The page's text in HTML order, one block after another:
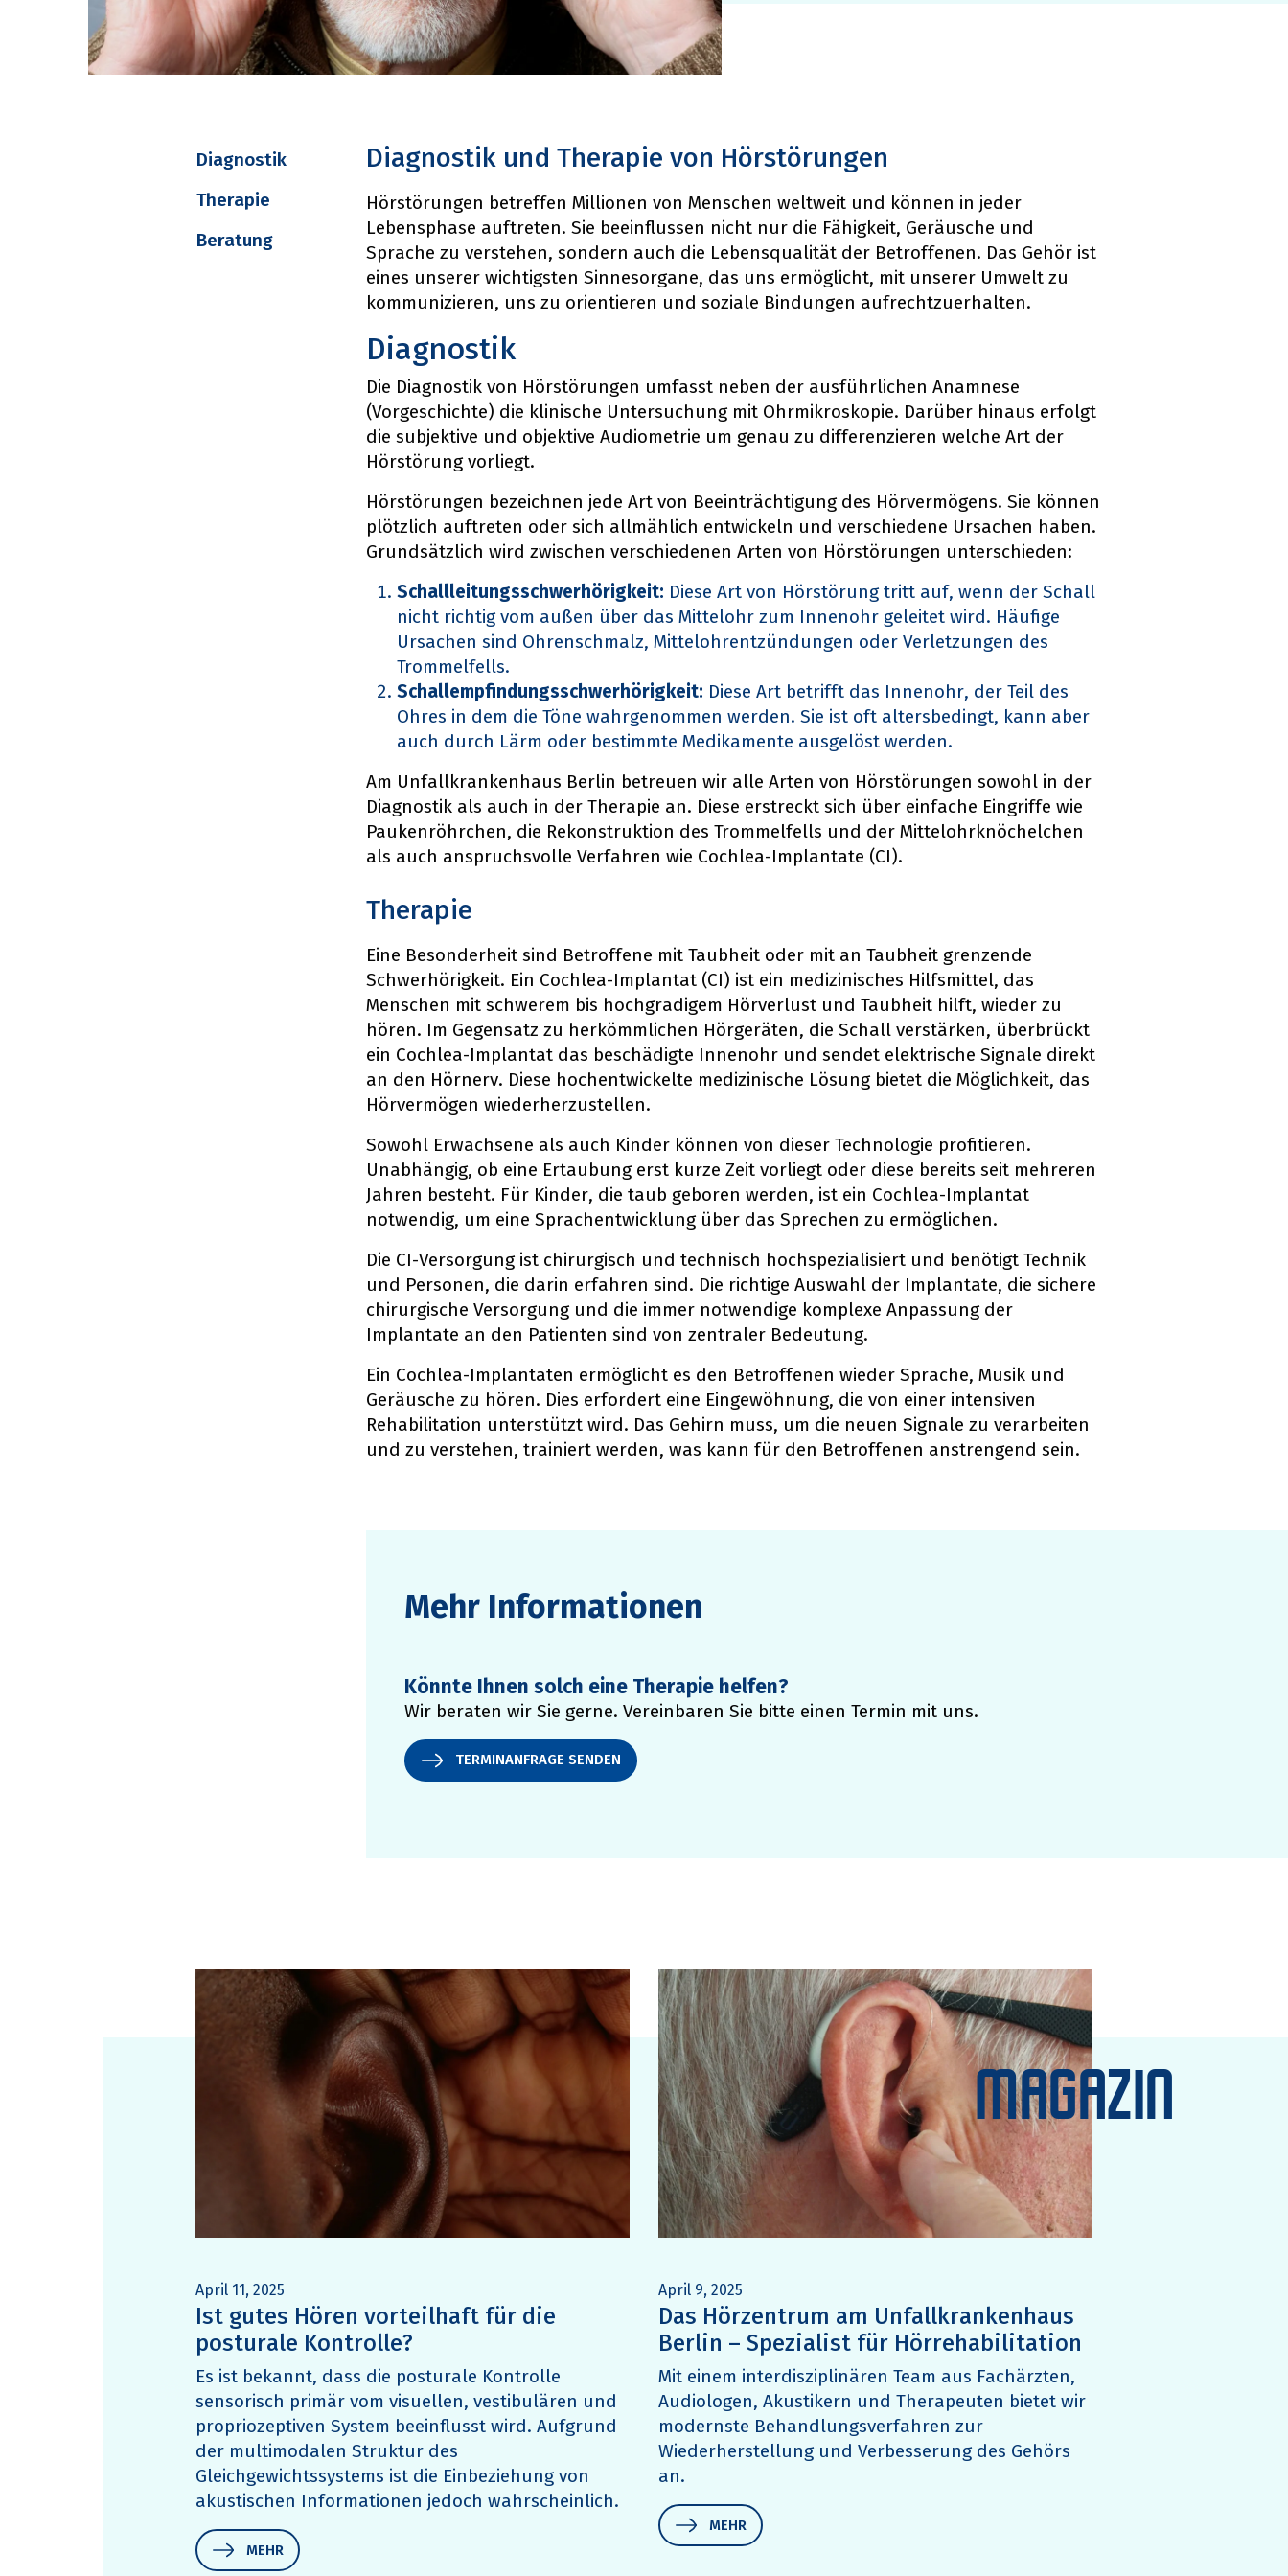
Diagnostik
Therapie
Beratung
Diagnostik und Therapie von Hörstörungen
Hörstörungen betreffen Millionen von Menschen weltweit und können in jeder
Lebensphase auftreten. Sie beeinflussen nicht nur die Fähigkeit, Geräusche und
Sprache zu verstehen, sondern auch die Lebensqualität der Betroffenen. Das Gehör ist
eines unserer wichtigsten Sinnesorgane, das uns ermöglicht, mit unserer Umwelt zu
kommunizieren, uns zu orientieren und soziale Bindungen aufrechtzuerhalten.
Diagnostik
Die Diagnostik von Hörstörungen umfasst neben der ausführlichen Anamnese
(Vorgeschichte) die klinische Untersuchung mit Ohrmikroskopie. Darüber hinaus erfolgt
die subjektive und objektive Audiometrie um genau zu differenzieren welche Art der
Hörstörung vorliegt.
Hörstörungen bezeichnen jede Art von Beeinträchtigung des Hörvermögens. Sie können
plötzlich auftreten oder sich allmählich entwickeln und verschiedene Ursachen haben.
Grundsätzlich wird zwischen verschiedenen Arten von Hörstörungen unterschieden:
Schallleitungsschwerhörigkeit: Diese Art von Hörstörung tritt auf, wenn der Schall
nicht richtig vom außen über das Mittelohr zum Innenohr geleitet wird. Häufige
Ursachen sind Ohrenschmalz, Mittelohrentzündungen oder Verletzungen des
Trommelfells.
Schallempfindungsschwerhörigkeit: Diese Art betrifft das Innenohr, der Teil des
Ohres in dem die Töne wahrgenommen werden. Sie ist oft altersbedingt, kann aber
auch durch Lärm oder bestimmte Medikamente ausgelöst werden.
Am Unfallkrankenhaus Berlin betreuen wir alle Arten von Hörstörungen sowohl in der
Diagnostik als auch in der Therapie an. Diese erstreckt sich über einfache Eingriffe wie
Paukenröhrchen, die Rekonstruktion des Trommelfells und der Mittelohrknöchelchen
als auch anspruchsvolle Verfahren wie Cochlea-Implantate (CI).
Therapie
Eine Besonderheit sind Betroffene mit Taubheit oder mit an Taubheit grenzende
Schwerhörigkeit. Ein Cochlea-Implantat (CI) ist ein medizinisches Hilfsmittel, das
Menschen mit schwerem bis hochgradigem Hörverlust und Taubheit hilft, wieder zu
hören. Im Gegensatz zu herkömmlichen Hörgeräten, die Schall verstärken, überbrückt
ein Cochlea-Implantat das beschädigte Innenohr und sendet elektrische Signale direkt
an den Hörnerv. Diese hochentwickelte medizinische Lösung bietet die Möglichkeit, das
Hörvermögen wiederherzustellen.
Sowohl Erwachsene als auch Kinder können von dieser Technologie profitieren.
Unabhängig, ob eine Ertaubung erst kurze Zeit vorliegt oder diese bereits seit mehreren
Jahren besteht. Für Kinder, die taub geboren werden, ist ein Cochlea-Implantat
notwendig, um eine Sprachentwicklung über das Sprechen zu ermöglichen.
Die CI-Versorgung ist chirurgisch und technisch hochspezialisiert und benötigt Technik
und Personen, die darin erfahren sind. Die richtige Auswahl der Implantate, die sichere
chirurgische Versorgung und die immer notwendige komplexe Anpassung der
Implantate an den Patienten sind von zentraler Bedeutung.
Ein Cochlea-Implantaten ermöglicht es den Betroffenen wieder Sprache, Musik und
Geräusche zu hören. Dies erfordert eine Eingewöhnung, die von einer intensiven
Rehabilitation unterstützt wird. Das Gehirn muss, um die neuen Signale zu verarbeiten
und zu verstehen, trainiert werden, was kann für den Betroffenen anstrengend sein.
Mehr Informationen
Könnte Ihnen solch eine Therapie helfen?
Wir beraten wir Sie gerne. Vereinbaren Sie bitte einen Termin mit uns.
TERMINANFRAGE SENDEN
MAGAZIN
April 11, 2025
Ist gutes Hören vorteilhaft für die
posturale Kontrolle?
Es ist bekannt, dass die posturale Kontrolle
sensorisch primär vom visuellen, vestibulären und
propriozeptiven System beeinflusst wird. Aufgrund
der multimodalen Struktur des
Gleichgewichtssystems ist die Einbeziehung von
akustischen Informationen jedoch wahrscheinlich.
MEHR
April 9, 2025
Das Hörzentrum am Unfallkrankenhaus
Berlin – Spezialist für Hörrehabilitation
Mit einem interdisziplinären Team aus Fachärzten,
Audiologen, Akustikern und Therapeuten bietet wir
modernste Behandlungsverfahren zur
Wiederherstellung und Verbesserung des Gehörs
an.
MEHR